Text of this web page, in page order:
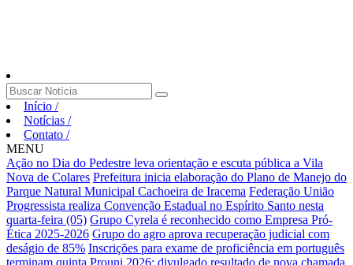
Início /
Notícias /
Contato /
MENU
Ação no Dia do Pedestre leva orientação e escuta pública a Vila
Nova de Colares Prefeitura inicia elaboração do Plano de Manejo do
Parque Natural Municipal Cachoeira de Iracema Federação União
Progressista realiza Convenção Estadual no Espírito Santo nesta
quarta-feira (05) Grupo Cyrela é reconhecido como Empresa Pró-
Ética 2025-2026 Grupo do agro aprova recuperação judicial com
deságio de 85% Inscrições para exame de proficiência em português
terminam quinta Prouni 2026: divulgado resultado de nova chamada